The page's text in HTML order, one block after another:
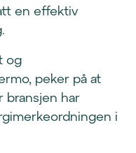
en effektiv
og
peker på at
bransjen har
i